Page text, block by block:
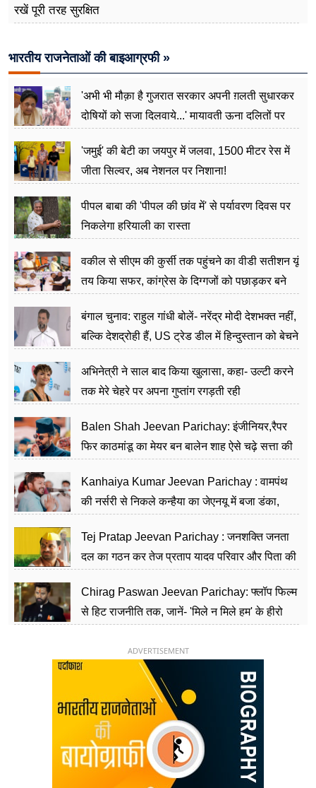
रखें पूरी तरह सुरक्षित
भारतीय राजनेताओं की बाइआग्रफी »
'अभी भी मौक़ा है गुजरात सरकार अपनी ग़लती सुधारकर
दोषियों को सजा दिलवाये...' मायावती ऊना दलितों पर
'जमुई' की बेटी का जयपुर में जलवा, 1500 मीटर रेस में
जीता सिल्वर, अब नेशनल पर निशाना!
पीपल बाबा की 'पीपल की छांव में' से पर्यावरण दिवस पर
निकलेगा हरियाली का रास्ता
वकील से सीएम की कुर्सी तक पहुंचने का वीडी सतीशन यूं
तय किया सफर, कांग्रेस के दिग्गजों को पछाड़कर बने
बंगाल चुनाव: राहुल गांधी बोलें- नरेंद्र मोदी देशभक्त नहीं,
बल्कि देशद्रोही हैं, US ट्रेड डील में हिन्दुस्तान को बेचने
अभिनेत्री ने साल बाद किया खुलासा, कहा- उल्टी करने
तक मेरे चेहरे पर अपना गुप्तांग रगड़ती रही
Balen Shah Jeevan Parichay: इंजीनियर,रैपर
फिर काठमांडू का मेयर बन बालेन शाह ऐसे चढ़े सत्ता की
Kanhaiya Kumar Jeevan Parichay : वामपंथ
की नर्सरी से निकले कन्हैया का जेएनयू में बजा डंका,
Tej Pratap Jeevan Parichay : जनशक्ति जनता
दल का गठन कर तेज प्रताप यादव परिवार और पिता की
Chirag Paswan Jeevan Parichay: फ्लॉप फिल्म
से हिट राजनीति तक, जानें- 'मिले न मिले हम' के हीरो
ADVERTISEMENT